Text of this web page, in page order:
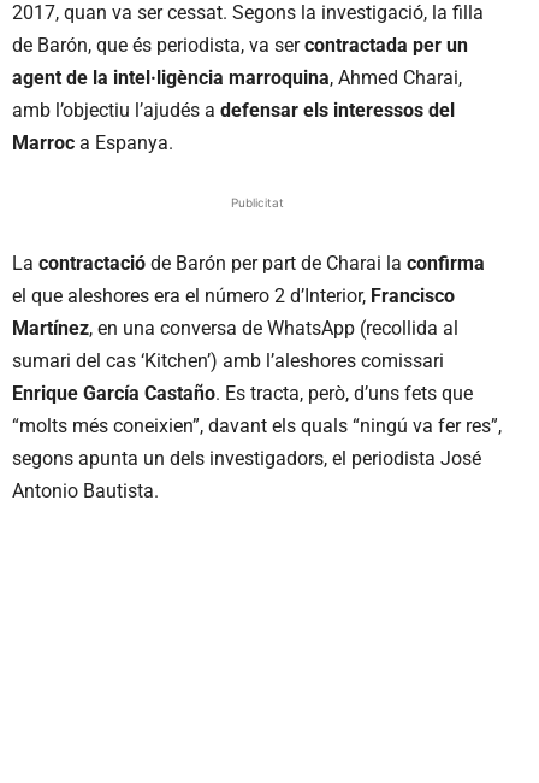
2017, quan va ser cessat. Segons la investigació, la filla
de Barón, que és periodista, va sercontractada per un
agent de la intel·ligència marroquina, Ahmed Charai,
amb l’objectiu l’ajudés a defensar els interessos del
Marroc a Espanya.
Publicitat
La contractació de Barón per part de Charai la confirma
el que aleshores era el número 2 d’Interior, Francisco
Martínez, en una conversa de WhatsApp (recollida al
sumari del cas ‘Kitchen’) amb l’aleshores comissari
Enrique García Castaño. Es tracta, però, d’uns fets que
“molts més coneixien”, davant els quals “ningú va fer res”,
segons apunta un dels investigadors, el periodista José
Antonio Bautista.